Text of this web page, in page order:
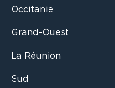
Occitanie
Grand-Ouest
La Réunion
Sud